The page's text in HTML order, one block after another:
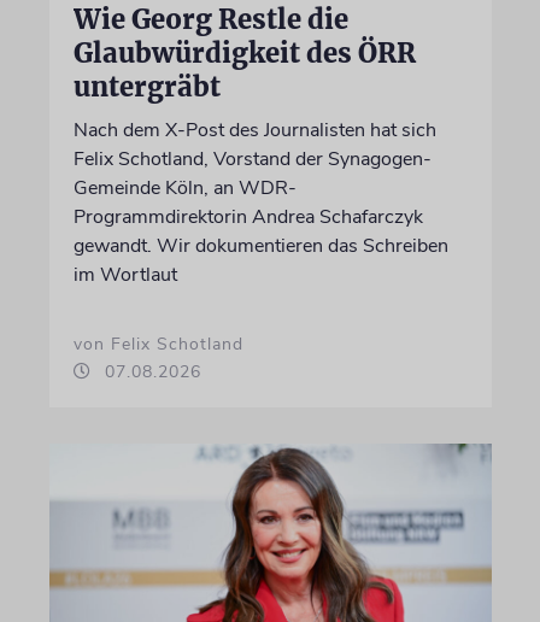
Wie Georg Restle die
Glaubwürdigkeit des ÖRR
untergräbt
Nach dem X-Post des Journalisten hat sich
Felix Schotland, Vorstand der Synagogen-
Gemeinde Köln, an WDR-
Programmdirektorin Andrea Schafarczyk
gewandt. Wir dokumentieren das Schreiben
im Wortlaut
von Felix Schotland
07.08.2026